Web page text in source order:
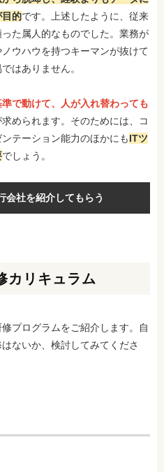
目的です。上述したように、従来
た属人的なものでした。業務が
ウハウを持つキーマンが抜けて
はありません。
で動けて、人が入れ替わっても
求められます。そのためには、コ
テーション能力のほかにもITツ
でしょう。
会社を紹介してもらう
カリキュラム
プログラムをご紹介します。自
ないか、検討してみてくださ